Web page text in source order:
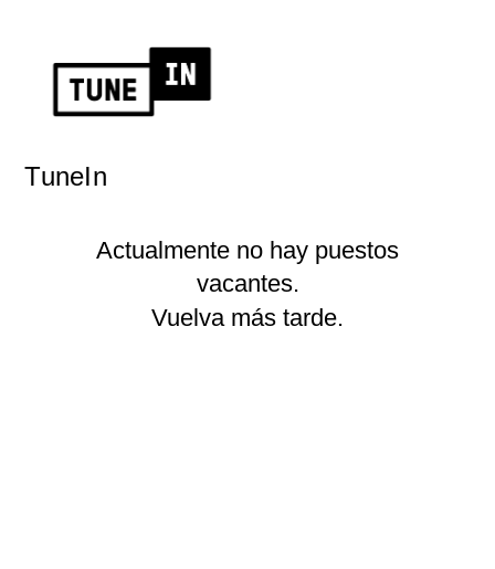
TuneIn
Actualmente no hay puestos
vacantes.
Vuelva más tarde.